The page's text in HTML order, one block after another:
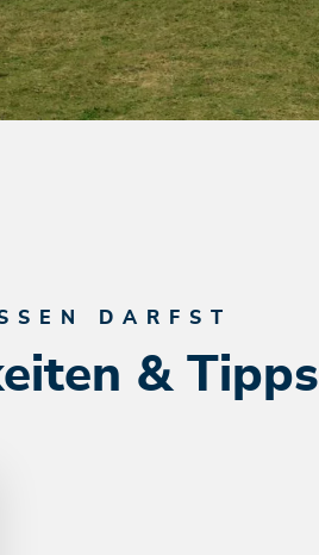
DARFST
& Tipps